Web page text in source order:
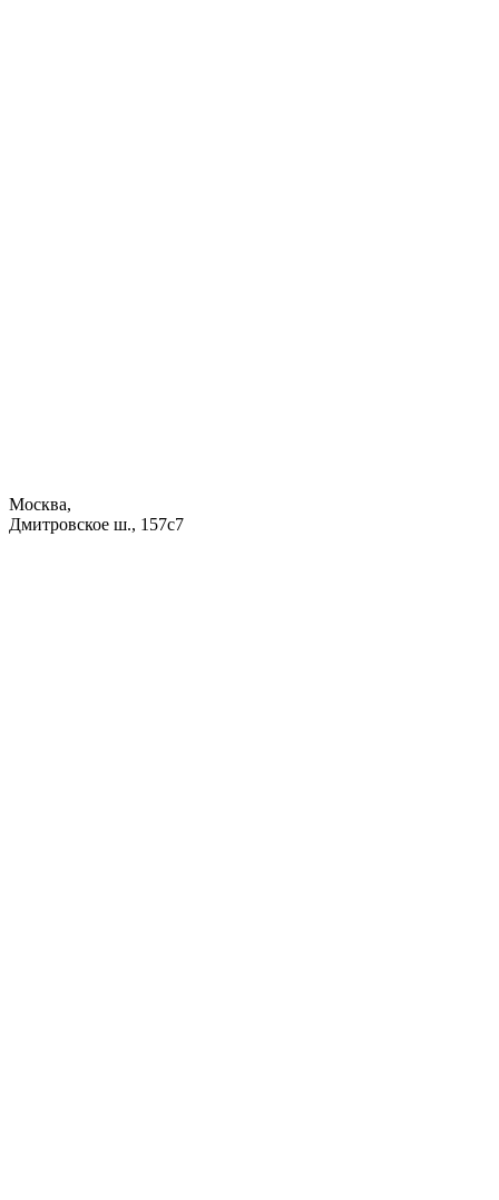
Москва,
Дмитровское ш., 157с7